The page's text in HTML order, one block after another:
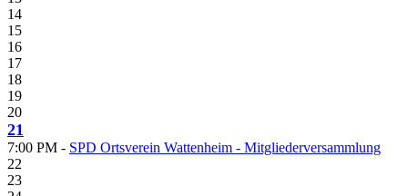
14
15
16
17
18
19
20
21
7:00 PM - SPD Ortsverein Wattenheim - Mitgliederversammlung
22
23